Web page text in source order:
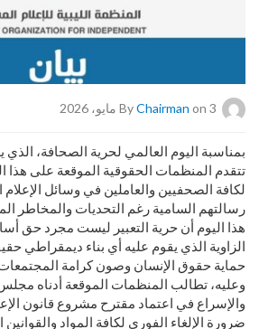
ByChairman on 3 مايو، 2026
بمناسبة اليوم العالمي لحرية الصحافة،
تتقدم المنظمات الحقوقية الموقعة على هذا
لكافة الصحفيين والعاملين في وسائل الإعلام
رسالتهم السامية رغم التحديات والمخاطر
هذا اليوم أن حرية التعبير ليست مجرد حق
الزاوية الذي يقوم عليه أي بناء ديمقراطي
حماية حقوق الإنسان وصون كرامة
وعليه، تطالب المنظمات الموقعة أدناه
والإسراع في اعتماد مقترح مشروع قانون
ضرورة الإلغاء الفوري لكافة المواد